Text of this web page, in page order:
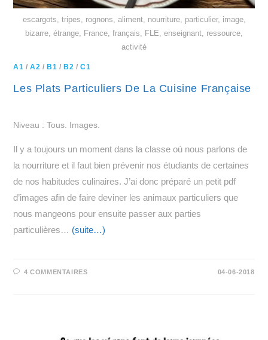
escargots, tripes, rognons, aliment, nourriture, particulier, image,
bizarre, étrange, France, français, FLE, enseignant, ressource,
activité
A1 /A2 /B1 /B2 /C1
Les Plats Particuliers De La Cuisine Française
Niveau : Tous. Images.
Il y a toujours un moment dans la classe où nous parlons de
la nourriture et il faut bien prévenir nos étudiants de certaines
de nos habitudes culinaires. J’ai donc préparé un petit pdf
d’images afin de faire deviner les animaux particuliers que
nous mangeons pour ensuite passer aux parties
particulières… (suite…)
4 COMMENTAIRES 04-06-2018